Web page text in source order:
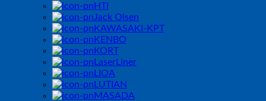
HTI
Jack Olsen
KAWASAKI-KPT
KENBO
KORT
LaserLiner
LIOA
LUTIAN
MASADA